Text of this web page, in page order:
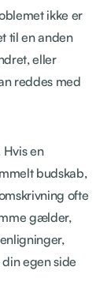
ikke er
til en anden
eller
reddes med
en
budskab,
ofte
gælder,
egen side